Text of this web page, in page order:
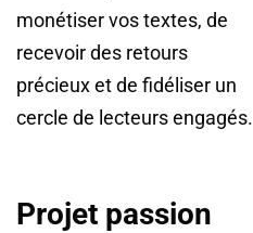
monétiser vos textes, de
recevoir des retours
précieux et de fidéliser un
cercle de lecteurs engagés.
Projet passion